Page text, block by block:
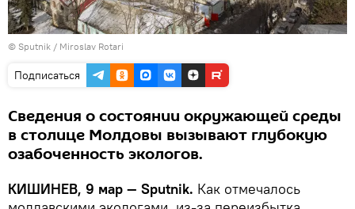
© Sputnik / Miroslav Rotari
Подписаться
Сведения о состоянии окружающей среды
в столице Молдовы вызывают глубокую
озабоченность экологов.
КИШИНЕВ, 9 мар — Sputnik. Как отмечалось